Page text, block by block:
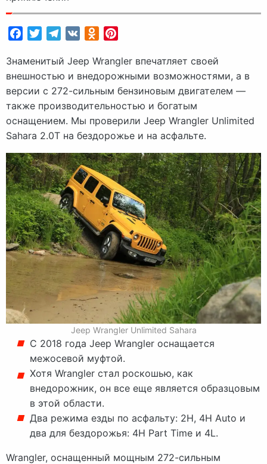
FacebookTwitterTelegram
VK Odnoklassniki
Знаменитый Jeep Wrangler впечатляет своей
внешностью и внедорожными возможностями, а в
версии с 272-сильным бензиновым двигателем —
также производительностью и богатым
оснащением. Мы проверили Jeep Wrangler Unlimited
Sahara 2.0T на бездорожье и на асфальте.
Jeep Wrangler Unlimited Sahara
С 2018 года Jeep Wrangler оснащается
межосевой муфтой.
Хотя Wrangler стал роскошью, как
внедорожник, он все еще является образцовым
в этой области.
Два режима езды по асфальту: 2H, 4H Auto и
два для бездорожья: 4H Part Time и 4L.
Wrangler, оснащенный мощным 272-сильным